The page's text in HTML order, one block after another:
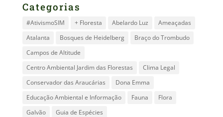
Categorias
#AtivismoSIM + Floresta Abelardo Luz
Ameaçadas
Atalanta
Bosques de Heidelberg
Braço do Trombudo
Campos de Altitude
Centro Ambiental Jardim das Florestas
Clima Legal
Conservador das Araucárias
Dona Emma
Educação Ambiental e Informação
Fauna
Flora
Galvão
Guia de Espécies